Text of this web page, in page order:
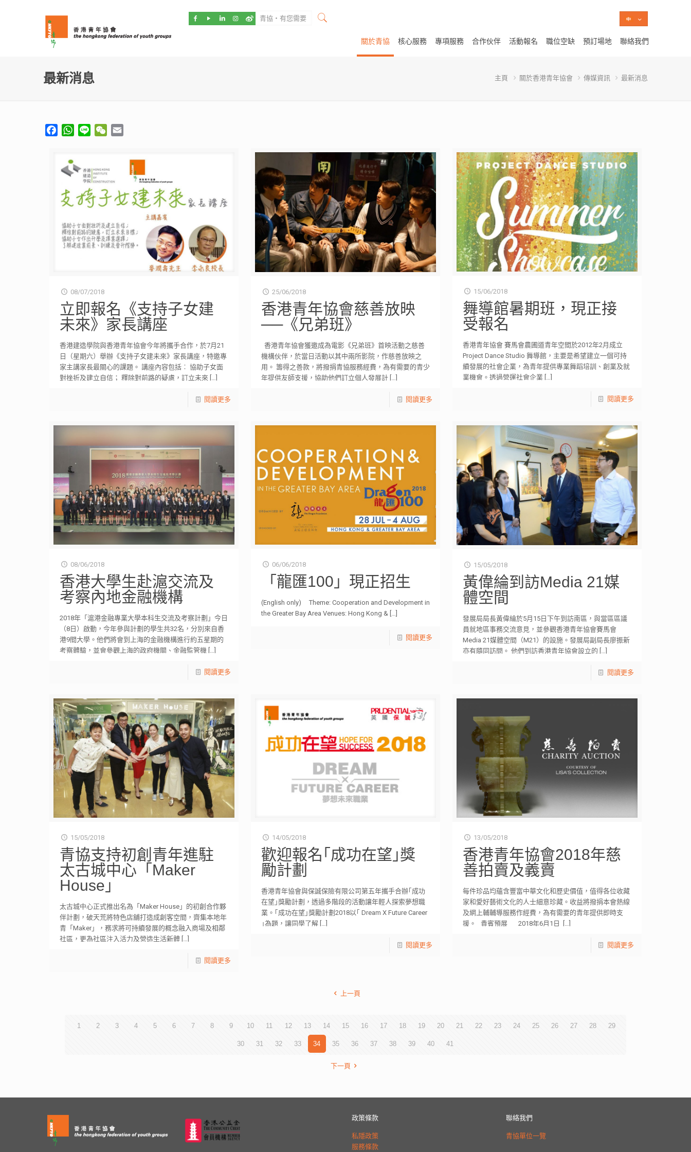
關於青協 核心服務 專項服務 合作伙伴 活動報名 職位空缺 預訂場地 聯絡我們
最新消息 主頁 關於香港青年協會 傳媒資訊 最新消息
FacebookWhatsApp
Line WeChat
08/07/2018
立即報名《支持子女建
未來》家長講座
香港建造學院與香港青年協會今年將攜手合作，於7月21
日（星期六）舉辦《支持子女建未來》家長講座，特邀專
家主講家長最關心的課題。 講座內容包括︰ 協助子女面
對挫折及建立自信； 釋除對前路的疑慮，訂立未來
閱讀更多
25/06/2018
香港青年協會慈善放映
──《兄弟班》
香港青年協會獲邀成為電影《兄弟班》首映活動之慈善
機構伙伴，於當日活動以其中兩所影院，作慈善放映之
用。 籌得之善款，將撥捐青協服務經費，為有需要的青少
年提供友師支援，協助他們訂立個人發展計[…]
閱讀更多
15/06/2018
舞導館暑期班，現正接
受報名
香港青年協會 賽馬會農圃道青年空間於2012年2月成立
Project Dance Studio 舞導館，主要是希望建立一個可持
續發展的社會企業，為青年提供專業舞蹈培訓、創業及就
業機會。透過營運社會企業[…]
閱讀更多
08/06/2018
香港大學生赴滬交流及
考察內地金融機構
2018年「滬港金融專業大學本科生交流及考察計劃」今日
（8日）啟動，今年參與計劃的學生共32名，分別來自香
港9間大學。他們將會到上海的金融機構進行約五星期的
考察體驗，並會參觀上海的政府機關、金融監管機 […]
閱讀更多
06/06/2018
「龍匯100」現正招生
(English only) Theme: Cooperation and Development in
the Greater Bay Area Venues: Hong Kong & […]
閱讀更多
15/05/2018
黃偉綸到訪Media 21媒
體空間
發展局局長黃偉綸於5月15日下午到訪南區，與當區區議
員就地區事務交流意見，並參觀香港青年協會賽馬會
Media 21媒體空間（M21）的設施。發展局副局長廖振新
亦有隨同訪問。 他們到訪香港青年協會設立的 […]
閱讀更多
15/05/2018
青協支持初創青年進駐
太古城中心「Maker
House」
太古城中心正式推出名為「Maker House」的初創合作夥
伴計劃，破天荒將特色店舖打造成創客空間，齊集本地年
青「Maker」，務求將可持續發展的概念融入商場及相鄰
社區，更為社區注入活力及營造生活新體[…]
閱讀更多
14/05/2018
歡迎報名｢成功在望｣獎
勵計劃
香港青年協會與保誠保險有限公司第五年攜手合辦｢成功
在望｣獎勵計劃，透過多階段的活動讓年輕人探索夢想職
業。｢成功在望｣獎勵計劃2018以｢ Dream X Future Career
｣為題，讓同學了解[…]
閱讀更多
13/05/2018
香港青年協會2018年慈
善拍賣及義賣
每件珍品均蘊含豐富中華文化和歷史價值，值得各位收藏
家和愛好藝術文化的人士細意珍藏。收益將撥捐本會熱線
及網上輔輔導服務作經費，為有需要的青年提供即時支
援。 貴賓預展 2018年6月1日
[…]
閱讀更多
上一頁
1 2 3 4 5 6 7 8 9 10 11 12 13 14 15 16 17 18 19 20 21 22 23 24 25 26 27 28 29
30 31 32 33 34 35 36 37 38 39 40 41
下一頁
政策條款
私隱政策
服務條款
聯絡我們
青協單位一覽